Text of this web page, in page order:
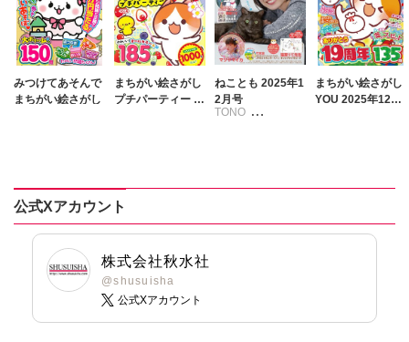
みつけてあそんで
まちがい絵さがし
まちがい絵さがし
プチパーティー V
ねことも 2025年1
2月号
TONO
ただまさひろ
まつうらゆうこ
まちがい絵さがし
YOU 2025年12月
公式Xアカウント
株式会社秋水社
@shusuisha
公式Xアカウント